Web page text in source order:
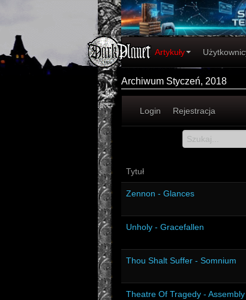
Artykuły
Archiwum Styczeń, 2018
Login Rejestracja
Tytuł
Zennon - Glances
Unholy - Gracefallen
Thou Shalt Suffer - Somnium
Theatre Of Tragedy - Assembly